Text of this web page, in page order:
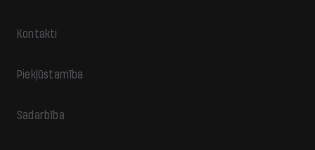
Kontakti
Piekļūstamība
Sadarbība